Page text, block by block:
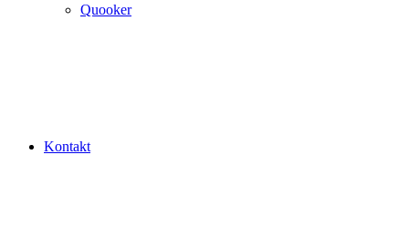
Quooker
Kontakt